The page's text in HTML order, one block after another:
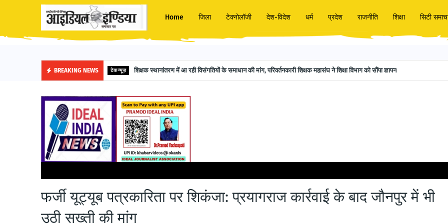
Home जिला टेक्नोलॉजी देश-विदेश धर्म प्रदेश राजनीति शिक्षा सिटी
BREAKING NEWS टेक न्यूज़ शिक्षक स्थानांतरण में आ रही विसंगतियों के समाधान की मांग, परिवर्तनकारी शिक्षक महासंघ ने शिक्षा विभाग को सौंपा ज्ञापन
फर्जी यूट्यूब पत्रकारिता पर शिकंजा: प्रयागराज कार्रवाई के बाद जौनपुर में भी
उठी सख्ती की मांग